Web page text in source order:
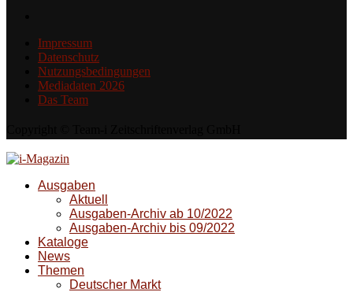
Impressum
Datenschutz
Nutzungsbedingungen
Mediadaten 2026
Das Team
Ausgaben
Aktuell
Ausgaben-Archiv ab 10/2022
Ausgaben-Archiv bis 09/2022
Kataloge
News
Themen
Deutscher Markt